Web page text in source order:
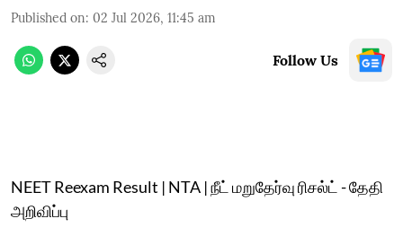
Published on: 02 Jul 2026, 11:45 am
Follow Us
NEET Reexam Result | NTA | நீட் மறுதேர்வு ரிசல்ட் - தேதி
அறிவிப்பு